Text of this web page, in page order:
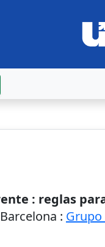
: reglas
Barcelona :